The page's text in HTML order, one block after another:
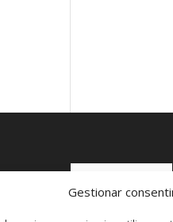
Gestionar